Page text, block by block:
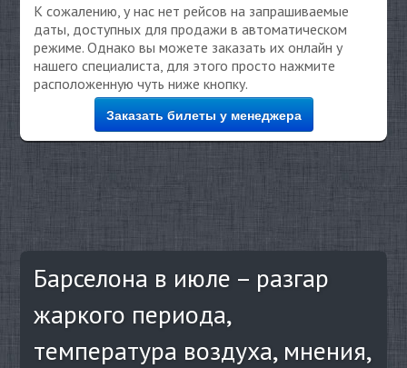
К сожалению, у нас нет рейсов на запрашиваемые
даты, доступных для продажи в автоматическом
режиме. Однако вы можете заказать их онлайн у
нашего специалиста, для этого просто нажмите
расположенную чуть ниже кнопку.
Заказать билеты у менеджера
Барселона в июле – разгар
жаркого периода,
температура воздуха, мнения,